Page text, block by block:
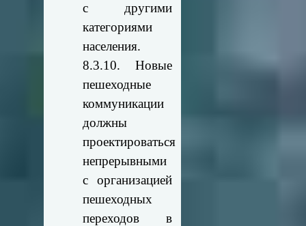
с другими
категориями
населения.
8.3.10. Новые
пешеходные
коммуникации
должны
проектироваться
непрерывными
с организацией
пешеходных
переходов в